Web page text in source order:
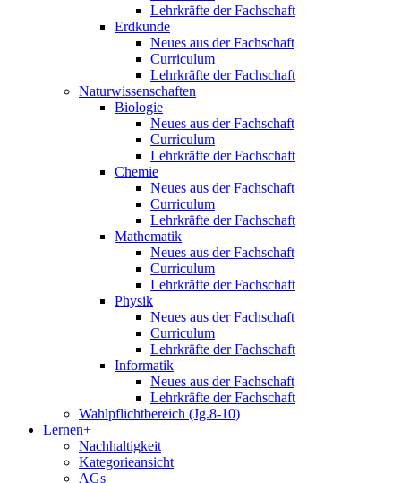
Lehrkräfte der Fachschaft
Erdkunde
Neues aus der Fachschaft
Curriculum
Lehrkräfte der Fachschaft
Naturwissenschaften
Biologie
Neues aus der Fachschaft
Curriculum
Lehrkräfte der Fachschaft
Chemie
Neues aus der Fachschaft
Curriculum
Lehrkräfte der Fachschaft
Mathematik
Neues aus der Fachschaft
Curriculum
Lehrkräfte der Fachschaft
Physik
Neues aus der Fachschaft
Curriculum
Lehrkräfte der Fachschaft
Informatik
Neues aus der Fachschaft
Lehrkräfte der Fachschaft
Wahlpflichtbereich (Jg.8-10)
Lernen+
Nachhaltigkeit
Kategorieansicht
AGs